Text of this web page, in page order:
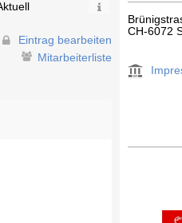
Eintrag bearbeiten
Mitarbeiterliste
CH-6072